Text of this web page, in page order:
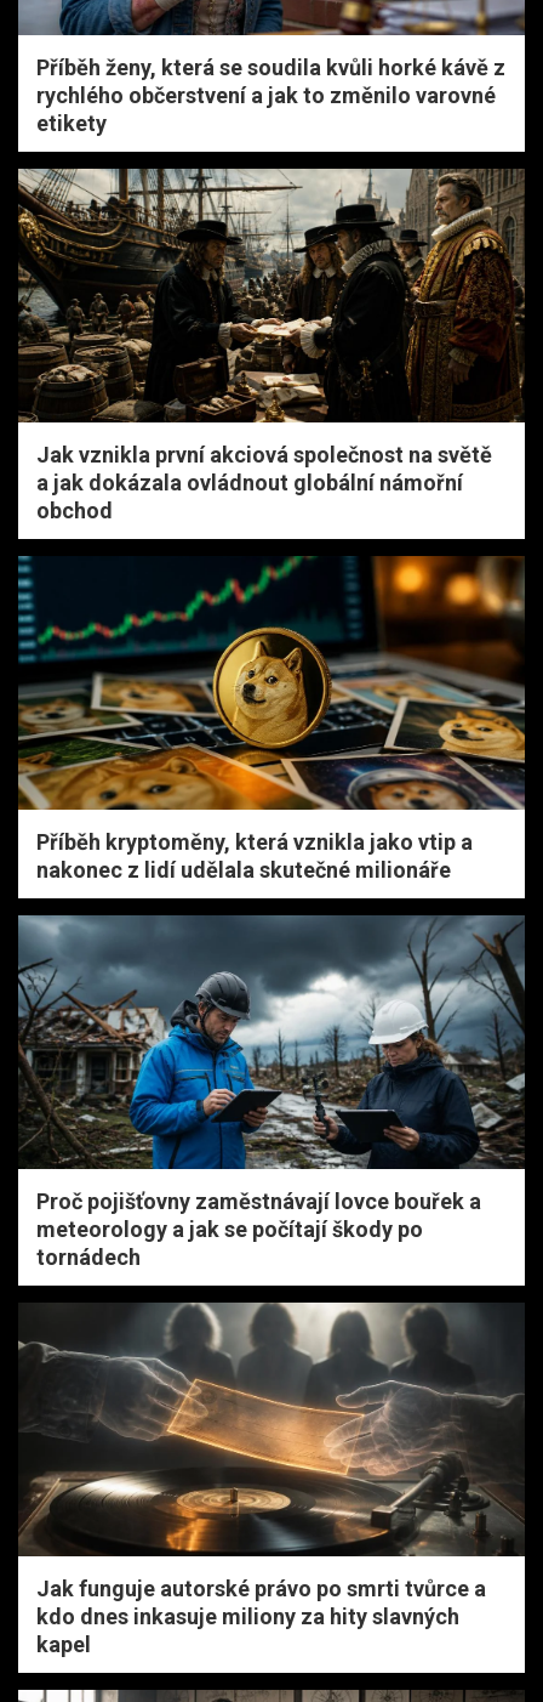
Příběh ženy, která se soudila kvůli horké kávě z
rychlého občerstvení a jak to změnilo varovné
etikety
Jak vznikla první akciová společnost na světě
a jak dokázala ovládnout globální námořní
obchod
Příběh kryptoměny, která vznikla jako vtip a
nakonec z lidí udělala skutečné milionáře
Proč pojišťovny zaměstnávají lovce bouřek a
meteorology a jak se počítají škody po
tornádech
Jak funguje autorské právo po smrti tvůrce a
kdo dnes inkasuje miliony za hity slavných
kapel